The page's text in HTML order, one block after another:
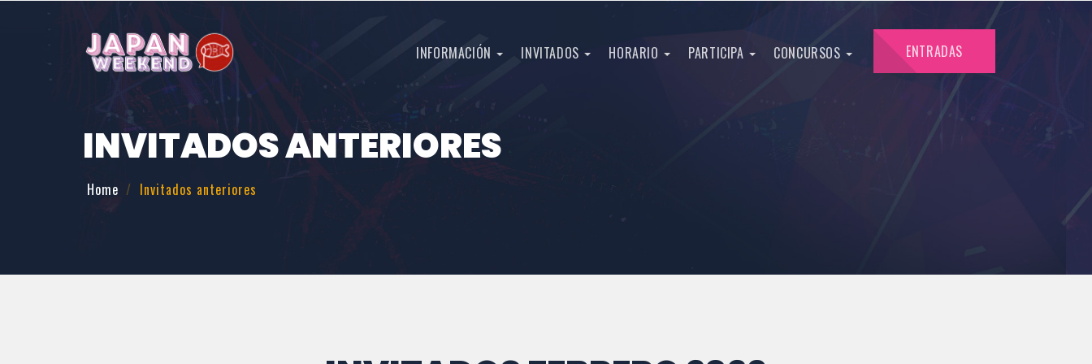
INFORMACIÓN INVITADOS HORARIO PARTICIPA CONCURSOS ENTRADAS
INVITADOS ANTERIORES
Home Invitados anteriores